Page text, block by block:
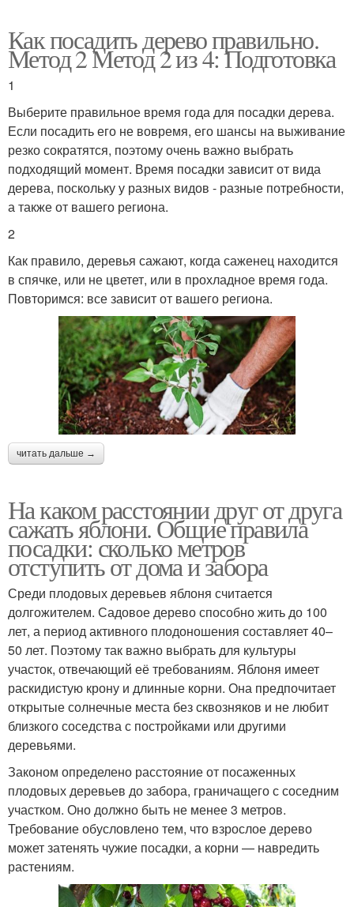
Как посадить дерево правильно.
Метод 2 Метод 2 из 4: Подготовка
1
Выберите правильное время года для посадки дерева.
Если посадить его не вовремя, его шансы на выживание
резко сократятся, поэтому очень важно выбрать
подходящий момент. Время посадки зависит от вида
дерева, поскольку у разных видов - разные потребности,
а также от вашего региона.
2
Как правило, деревья сажают, когда саженец находится
в спячке, или не цветет, или в прохладное время года.
Повторимся: все зависит от вашего региона.
читать дальше →
На каком расстоянии друг от друга
сажать яблони. Общие правила
посадки: сколько метров
отступить от дома и забора
Среди плодовых деревьев яблоня считается
долгожителем. Садовое дерево способно жить до 100
лет, а период активного плодоношения составляет 40–
50 лет. Поэтому так важно выбрать для культуры
участок, отвечающий её требованиям. Яблоня имеет
раскидистую крону и длинные корни. Она предпочитает
открытые солнечные места без сквозняков и не любит
близкого соседства с постройками или другими
деревьями.
Законом определено расстояние от посаженных
плодовых деревьев до забора, граничащего с соседним
участком. Оно должно быть не менее 3 метров.
Требование обусловлено тем, что взрослое дерево
может затенять чужие посадки, а корни — навредить
растениям.